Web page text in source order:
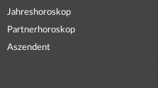
Jahreshoroskop
Partnerhoroskop
Aszendent